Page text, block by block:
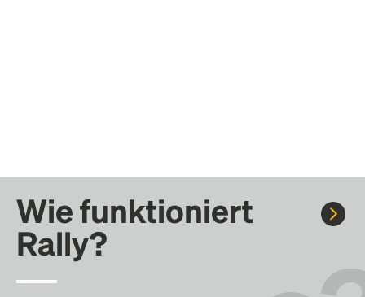
Wie funktioniert
Rally?